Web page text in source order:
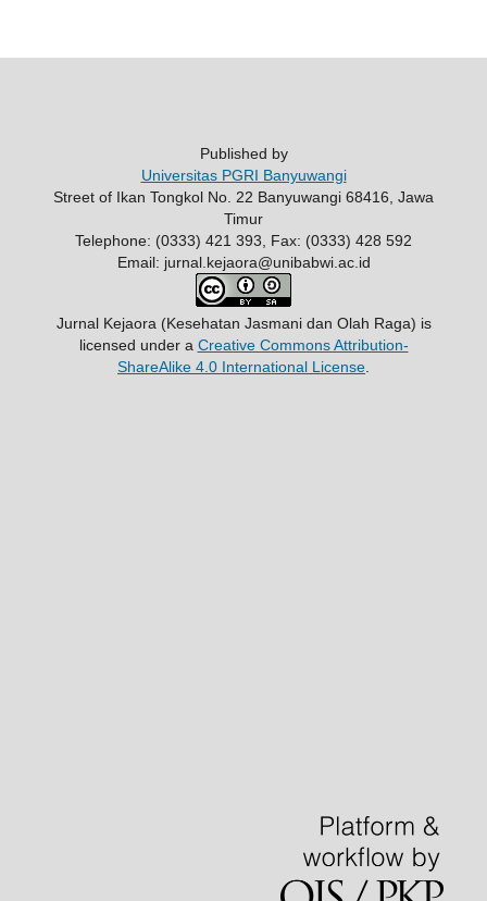
Published by
Universitas PGRI Banyuwangi
Street of Ikan Tongkol No. 22 Banyuwangi 68416, Jawa
Timur
Telephone: (0333) 421 393, Fax: (0333) 428 592
Email: jurnal.kejaora@unibabwi.ac.id
Jurnal Kejaora (Kesehatan Jasmani dan Olah Raga) is
licensed under a Creative Commons Attribution-
ShareAlike 4.0 International License